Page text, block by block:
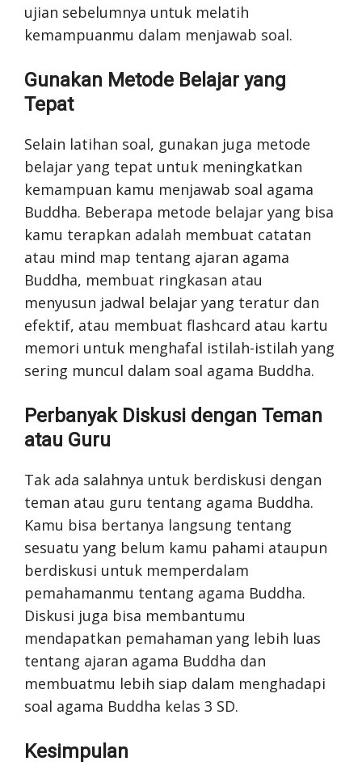
ujian sebelumnya untuk melatih
kemampuanmu dalam menjawab soal.
Gunakan Metode Belajar yang
Tepat
Selain latihan soal, gunakan juga metode
belajar yang tepat untuk meningkatkan
kemampuan kamu menjawab soal agama
Buddha. Beberapa metode belajar yang bisa
kamu terapkan adalah membuat catatan
atau mind map tentang ajaran agama
Buddha, membuat ringkasan atau
menyusun jadwal belajar yang teratur dan
efektif, atau membuat flashcard atau kartu
memori untuk menghafal istilah-istilah yang
sering muncul dalam soal agama Buddha.
Perbanyak Diskusi dengan Teman
atau Guru
Tak ada salahnya untuk berdiskusi dengan
teman atau guru tentang agama Buddha.
Kamu bisa bertanya langsung tentang
sesuatu yang belum kamu pahami ataupun
berdiskusi untuk memperdalam
pemahamanmu tentang agama Buddha.
Diskusi juga bisa membantumu
mendapatkan pemahaman yang lebih luas
tentang ajaran agama Buddha dan
membuatmu lebih siap dalam menghadapi
soal agama Buddha kelas 3 SD.
Kesimpulan